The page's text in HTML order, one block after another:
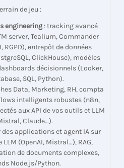
de jeu :
engineering : tracking avancé
server, Tealium, Commander
RGPD), entrepôt de données
ClickHouse), modèles
décisionnels (Looker,
SQL, Python).
Data, Marketing, RH, compta
intelligents robustes (n8n,
aux API de vos outils et LLM
Claude…).
applications et agent IA sur
(OpenAI, Mistral…), RAG,
de documents complexes,
Node.js/Python.